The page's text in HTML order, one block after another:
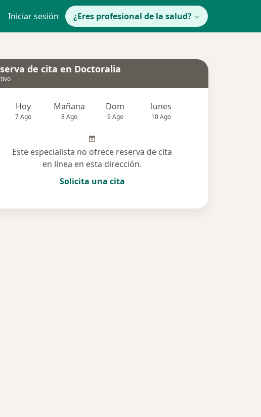
Iniciar sesión ¿Eres profesional de la salud?
de cita en Doctoralia
Hoy
7 Ago
Mañana
8 Ago
Dom
9 Ago
lunes
10 Ago
Este especialista no ofrece reserva de cita
en línea en esta dirección.
Solicita una cita